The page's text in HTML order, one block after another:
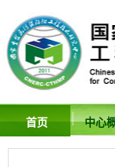
首页 中心